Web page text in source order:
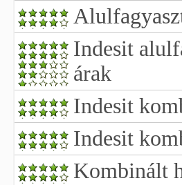
Indesit
árak
Indesit
Indesit
Kombinált